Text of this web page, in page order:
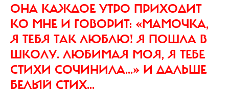
ОНА КАЖДОЕ УТРО ПРИХОДИТ
КО МНЕ И ГОВОРИТ: «МАМОЧКА,
Я ТЕБЯ ТАК ЛЮБЛЮ! Я ПОШЛА В
ШКОЛУ. ЛЮБИМАЯ МОЯ, Я ТЕБЕ
СТИХИ СОЧИНИЛА...» И ДАЛЬШЕ
БЕЛЫЙ СТИХ...